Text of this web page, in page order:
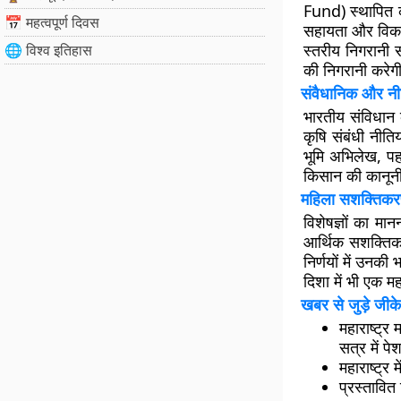
📅 महत्वपूर्ण दिवस
🌐 विश्व इतिहास
Fund) स्थापित
सहायता और
स्तरीय
की निगरानी
संवैधानिक और
भारतीय
कृषि संबंधी
भूमि अभिलेख,
किसान की
महिला
विशेषज्ञों का
आर्थिक
निर्णयों में उनकी
दिशा में भी एक
खबर से जुड़े
सत्र में पेश